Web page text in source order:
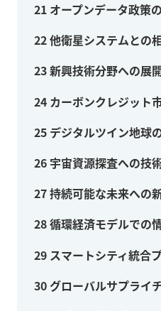
21 オープンデータ政策
22他衛星システムとの
23新興技術分野への展
24 カーボンクレジット
25 デジタルツイン地球
26 宇宙資源探査への技
27持続可能な未来への
28循環経済モデルでの
29 スマートシティ統合
30グローバルサプライ